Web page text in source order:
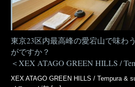
東京23区内最高峰の愛宕山で味わ
がですか？
＜XEX ATAGO GREEN HILLS /
XEX ATAGO GREEN HILLS / Tempura &